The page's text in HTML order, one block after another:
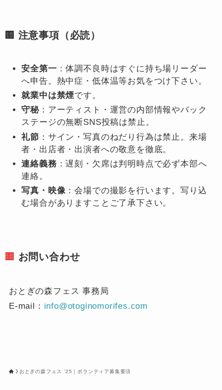
🟨 注意事項（必読）
安全第一 ：体調不良時はすぐに持ち場リーダー
へ申告。熱中症・低体温等お気をつけ下さい。
就業中は禁煙です。
守秘 ：アーティスト・運営の内部情報やバック
ステージの無断SNS投稿は禁止。
礼節 ：サイン・写真のねだり行為は禁止。来場
者・出店者・出演者への敬意を徹底。
連絡義務 ：遅刻・欠席は判明時点で必ず本部へ
連絡。
写真・映像：会場での撮影を行います。写り込
む場合がありますことご了承下さい。
🟨 お問い合わせ
おとぎの森フェス 事務局
E-mail： info@otoginomorifes.com
おとぎの森フェス ’25｜ボランティア募集要項